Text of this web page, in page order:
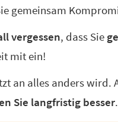
gemeinsam
vergessen, dass Sie
mit ein!
an alles anders wird.
Sie langfristig besser.